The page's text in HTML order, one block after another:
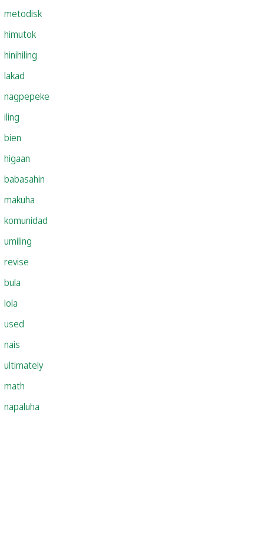
metodisk
himutok
hinihiling
lakad
nagpepeke
iling
bien
higaan
babasahin
makuha
komunidad
umiling
revise
bula
lola
used
nais
ultimately
math
napaluha